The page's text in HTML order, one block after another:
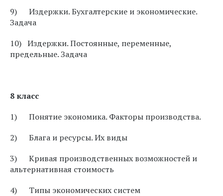
9) Издержки. Бухгалтерские и экономические.
Задача
10) Издержки. Постоянные, переменные,
предельные. Задача
8 класс
1) Понятие экономика. Факторы производства.
2) Блага и ресурсы. Их виды
3) Кривая производственных возможностей и
альтернативная стоимость
4) Типы экономических систем